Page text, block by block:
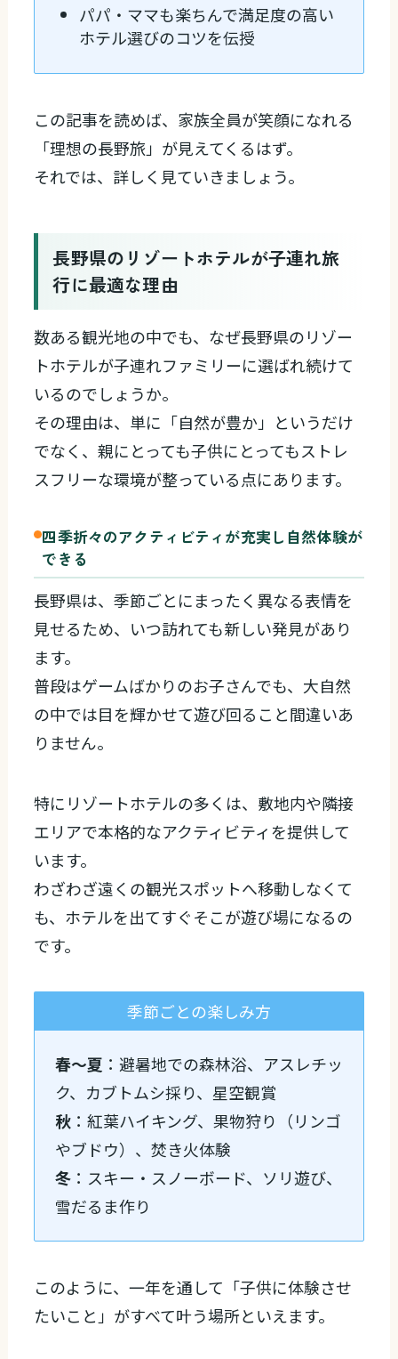
パパ・ママも楽ちんで満足度の高い
ホテル選びのコツを伝授
この記事を読めば、家族全員が笑顔になれる
「理想の長野旅」が見えてくるはず。
それでは、詳しく見ていきましょう。
長野県のリゾートホテルが子連れ旅
行に最適な理由
数ある観光地の中でも、なぜ長野県のリゾー
トホテルが子連れファミリーに選ばれ続けて
いるのでしょうか。
その理由は、単に「自然が豊か」というだけ
でなく、親にとっても子供にとってもストレ
スフリーな環境が整っている点にあります。
四季折々のアクティビティが充実し自然体験が
できる
長野県は、季節ごとにまったく異なる表情を
見せるため、いつ訪れても新しい発見があり
ます。
普段はゲームばかりのお子さんでも、大自然
の中では目を輝かせて遊び回ること間違いあ
りません。
特にリゾートホテルの多くは、敷地内や隣接
エリアで本格的なアクティビティを提供して
います。
わざわざ遠くの観光スポットへ移動しなくて
も、ホテルを出てすぐそこが遊び場になるの
です。
季節ごとの楽しみ方
春〜夏 ：避暑地での森林浴、アスレチッ
ク、カブトムシ採り、星空観賞
秋：紅葉ハイキング、果物狩り（リンゴ
やブドウ）、焚き火体験
冬：スキー・スノーボード、ソリ遊び、
雪だるま作り
このように、一年を通して「子供に体験させ
たいこと」がすべて叶う場所といえます。